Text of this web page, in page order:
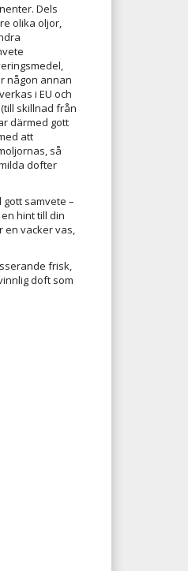
Dels
olika oljor,
någon annan
i EU och
skillnad från
därmed gott
att
så
dofter
samvete –
hint till din
en vacker vas,
frisk,
doft som